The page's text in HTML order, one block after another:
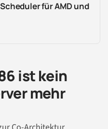
für AMD und
ist kein
mehr